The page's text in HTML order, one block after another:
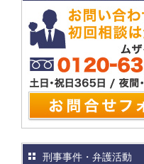
刑事事件・弁護活動